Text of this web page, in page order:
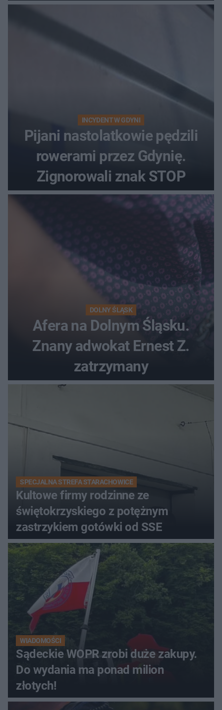
INCYDENT W GDYNI
Pijani nastolatkowie pędzili
rowerami przez Gdynię.
Zignorowali znak STOP
DOLNY ŚLĄSK
Afera na Dolnym Śląsku.
Znany adwokat Ernest Z.
zatrzymany
SPECJALNA STREFA STARACHOWICE
Kultowe firmy rodzinne ze
świętokrzyskiego z potężnym
zastrzykiem gotówki od SSE
WIADOMOŚCI
Sądeckie WOPR zrobi duże zakupy.
Do wydania ma ponad milion
złotych!